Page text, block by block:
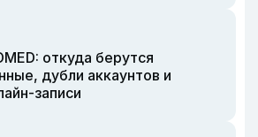
откуда берутся
дубли аккаунтов и
записи